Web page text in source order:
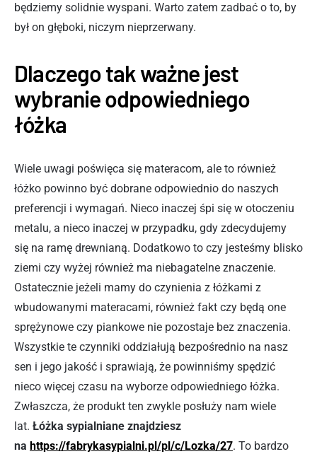
będziemy solidnie wyspani. Warto zatem zadbać o to, by
był on głęboki, niczym nieprzerwany.
Dlaczego tak ważne jest
wybranie odpowiedniego
łóżka
Wiele uwagi poświęca się materacom, ale to również
łóżko powinno być dobrane odpowiednio do naszych
preferencji i wymagań. Nieco inaczej śpi się w otoczeniu
metalu, a nieco inaczej w przypadku, gdy zdecydujemy
się na ramę drewnianą. Dodatkowo to czy jesteśmy blisko
ziemi czy wyżej również ma niebagatelne znaczenie.
Ostatecznie jeżeli mamy do czynienia z łóżkami z
wbudowanymi materacami, również fakt czy będą one
sprężynowe czy piankowe nie pozostaje bez znaczenia.
Wszystkie te czynniki oddziałują bezpośrednio na nasz
sen i jego jakość i sprawiają, że powinniśmy spędzić
nieco więcej czasu na wyborze odpowiedniego łóżka.
Zwłaszcza, że produkt ten zwykle posłuży nam wiele
lat. Łóżka sypialniane znajdziesz
na https://fabrykasypialni.pl/pl/c/Lozka/27. To bardzo